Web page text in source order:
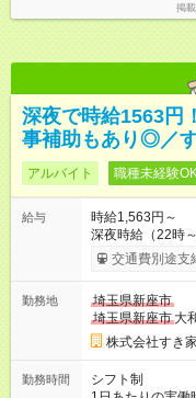
掲
深夜で時給1563円
事補助もあり◎／
アルバイト 職種未経験
給与
時給1,563円～
深夜時給（22時～翌5時）：
試用期間の長さ
試用期間の実態
同時給）
交通費別途支
勤務地
埼玉県新座市
埼玉県新座市 大
株式会社すき家
勤務時間
シフト制